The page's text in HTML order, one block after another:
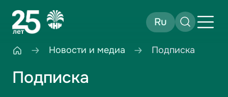
Ru
Новости и медиа Подписка
Подписка